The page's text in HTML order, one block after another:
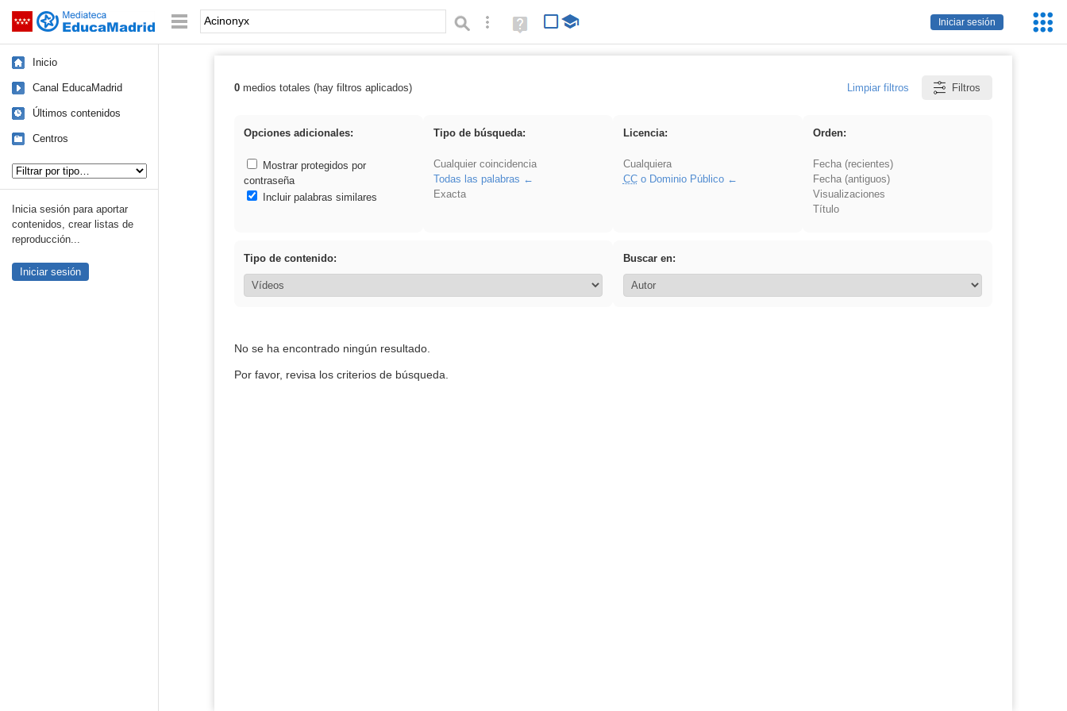
Saltar navegación
Iniciar sesión
Palabra o frase: Búsqueda avanzada
Ayuda
(en
Inicio
Canal EducaMadrid
Últimos contenidos
Centros
Inicia sesión para aportar
contenidos, crear listas de
reproducción...
Iniciar sesión
Resultados de: Acinonyx
0medios totales (hay filtros aplicados) Limpiar filtros Filtros
Opciones adicionales:
Mostrar protegidos por
contraseña
Incluir palabras similares
Tipo de búsqueda:
Cualquier coincidencia
Todas las palabras
Exacta
Licencia:
Cualquiera
CCo Dominio Público
Orden:
Fecha (recientes)
Fecha (antiguos)
Visualizaciones
Título
Tipo de contenido: Buscar en:
No se ha encontrado ningún resultado.
Por favor, revisa los criterios de búsqueda.